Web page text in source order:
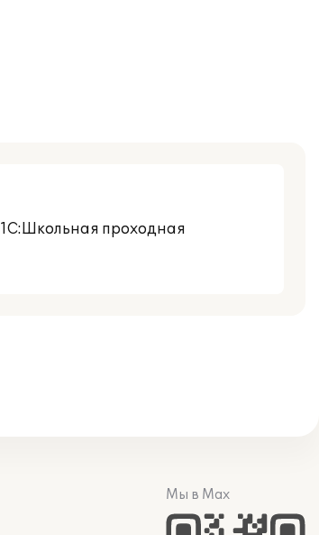
1С:Школьная проходная
Мы в Max